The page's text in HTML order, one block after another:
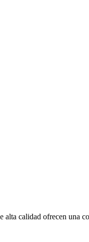
calidad ofrecen una